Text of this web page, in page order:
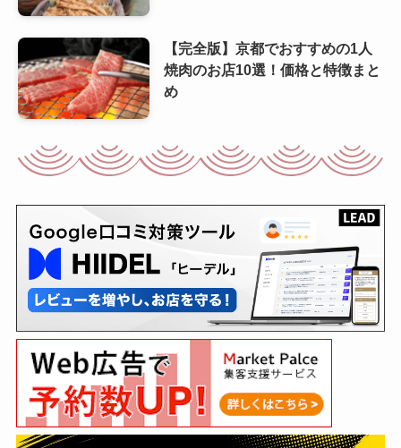
【完全版】京都でおすすめの1人
焼肉のお店10選！価格と特徴まと
め